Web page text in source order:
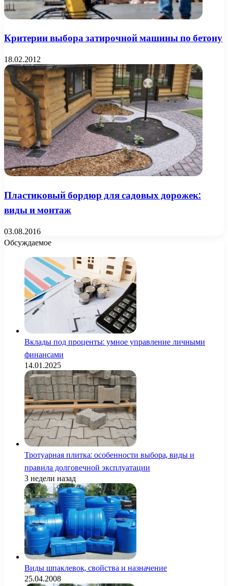
Критерии выбора затирочной машины по бетону
18.02.2012
Пластиковый бордюр для садовых дорожек:
виды и монтаж
03.08.2016
Обсуждаемое
Вклады под проценты: умное управление личными
финансами
14.01.2025
Тротуарная плитка: особенности выбора, виды и
правила долговечной эксплуатации
3 недели назад
Виды шпаклевок, свойства и назначение
25.04.2008